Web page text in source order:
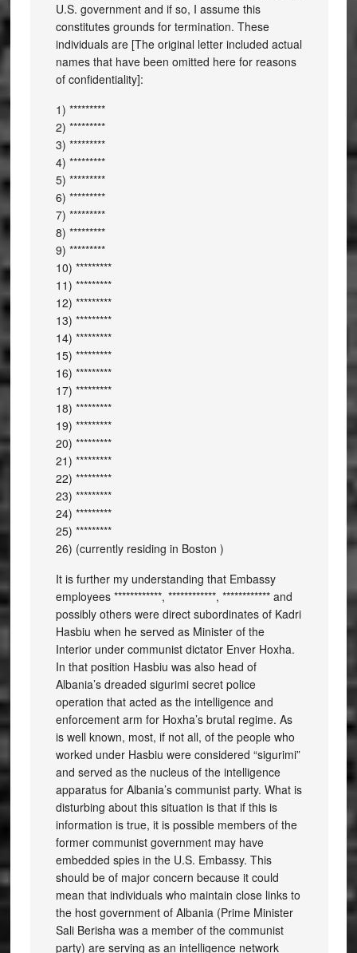
U.S. government and if so, I assume this
constitutes grounds for termination. These
individuals are [The original letter included actual
names that have been omitted here for reasons
of confidentiality]:
1) *********
2) *********
3) *********
4) *********
5) *********
6) *********
7) *********
8) *********
9) *********
10) *********
11) *********
12) *********
13) *********
14) *********
15) *********
16) *********
17) *********
18) *********
19) *********
20) *********
21) *********
22) *********
23) *********
24) *********
25) *********
26) (currently residing in Boston )
It is further my understanding that Embassy
employees ************, ************, ************ and
possibly others were direct subordinates of Kadri
Hasbiu when he served as Minister of the
Interior under communist dictator Enver Hoxha.
In that position Hasbiu was also head of
Albania’s dreaded sigurimi secret police
operation that acted as the intelligence and
enforcement arm for Hoxha’s brutal regime. As
is well known, most, if not all, of the people who
worked under Hasbiu were considered “sigurimi”
and served as the nucleus of the intelligence
apparatus for Albania’s communist party. What is
disturbing about this situation is that if this is
information is true, it is possible members of the
former communist government may have
embedded spies in the U.S. Embassy. This
should be of major concern because it could
mean that individuals who maintain close links to
the host government of Albania (Prime Minister
Sali Berisha was a member of the communist
party) are serving as an intelligence network